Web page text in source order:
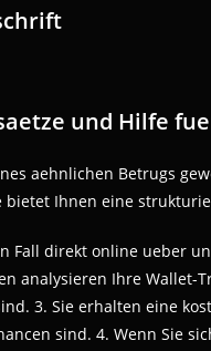
und Hilfe
aehnlichen Betrugs
bietet Ihnen eine
Fall direkt online ueber
analysieren Ihre
3. Sie erhalten eine
sind. 4. Wenn Sie